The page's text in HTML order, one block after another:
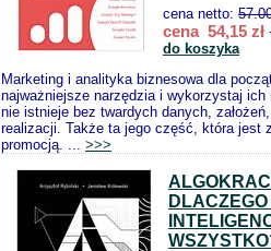
cena netto:
cena 54,15 zł
do koszyka
Marketing i analityka biznesowa dla
najważniejsze narzędzia i wykorzystaj
nie istnieje bez twardych danych,
realizacji. Także ta jego część, która jest
promocją. ... >>>